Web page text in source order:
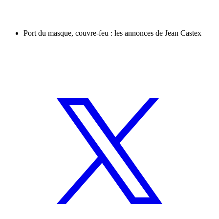
Port du masque, couvre-feu : les annonces de Jean Castex